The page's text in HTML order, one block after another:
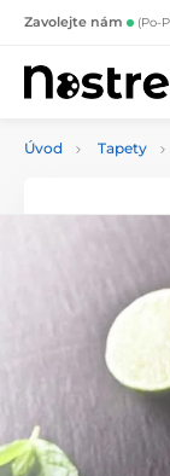
Zavolejte nám (Po-
Úvod Tapety